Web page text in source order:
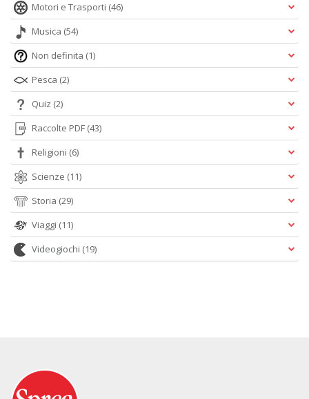
Motori e Trasporti (46)
Musica (54)
Non definita (1)
Pesca (2)
Quiz (2)
Raccolte PDF (43)
Religioni (6)
Scienze (11)
Storia (29)
Viaggi (11)
Videogiochi (19)